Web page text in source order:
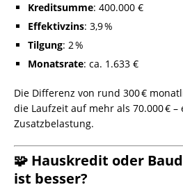
Kreditsumme: 400.000 €
Effektivzins: 3,9 %
Tilgung: 2 %
Monatsrate: ca. 1.633 €
Die Differenz von rund 300 €
die Laufzeit auf mehr als 70.000 €
Zusatzbelastung.
🧩 Hauskredit oder
ist besser?